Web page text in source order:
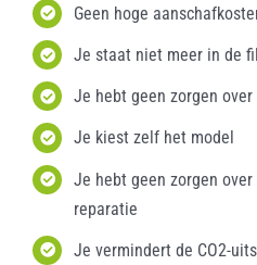
Geen hoge
Je staat niet meer in de
Je hebt geen zorgen
Je kiest zelf het model
Je hebt geen zorgen
reparatie
Je vermindert de CO2-